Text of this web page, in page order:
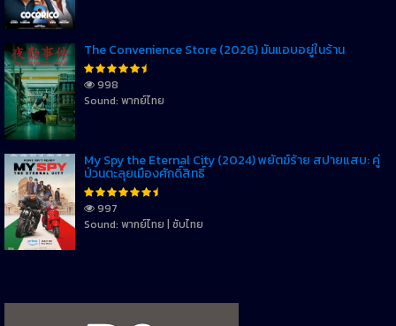
The Convenience Store (2026) มันแอบอยู่ในร้าน
998
Sound: พากย์ไทย
My Spy the Eternal City (2024) พยัตฆ์ร้าย สปายแสบ: คู่
ป่วนตะลุยเมืองศักดิ์สิทธิ์
997
Sound: พากย์ไทย | ซับไทย